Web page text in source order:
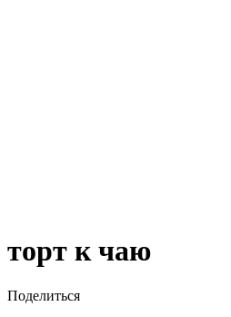
торт к чаю
Поделиться